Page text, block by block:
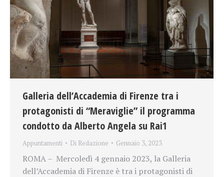
Galleria dell’Accademia di Firenze tra i
protagonisti di “Meraviglie” il programma
condotto da Alberto Angela su Rai1
Appuntamenti Di Redazione Gennaio 3, 2023
ROMA – Mercoledì 4 gennaio 2023, la Galleria
dell’Accademia di Firenze è tra i protagonisti di